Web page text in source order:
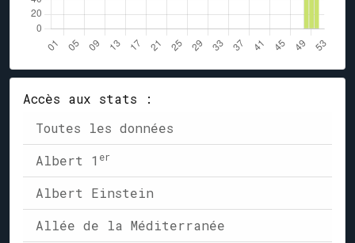
Accès aux stats :
Toutes les données
Albert 1 er
Albert Einstein
Allée de la Méditerranée